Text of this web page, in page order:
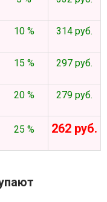
10 % 314 руб.
15 % 297 руб.
20 % 279 руб.
25 % 262 руб.